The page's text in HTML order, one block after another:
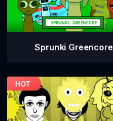
Sprunki Greencore